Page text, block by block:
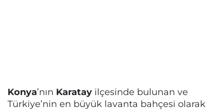
Konya’nın Karatay ilçesinde bulunan ve
Türkiye’nin en büyük lavanta bahçesi olarak